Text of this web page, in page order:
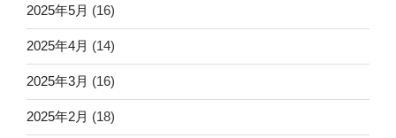
2025年5月 (16)
2025年4月 (14)
2025年3月 (16)
2025年2月 (18)